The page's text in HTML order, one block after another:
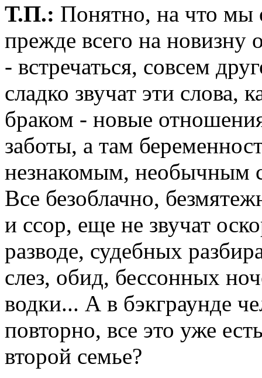
Т.П.: Понятно, на что мы
прежде всего на
- встречаться, совсем
сладко звучат эти слова,
браком - новые
заботы, а там
незнакомым, необычным
Все безоблачно,
и ссор, еще не звучат
разводе, судебных
слез, обид, бессонных
водки... А в бэкграунде
повторно, все это уже
второй семье?